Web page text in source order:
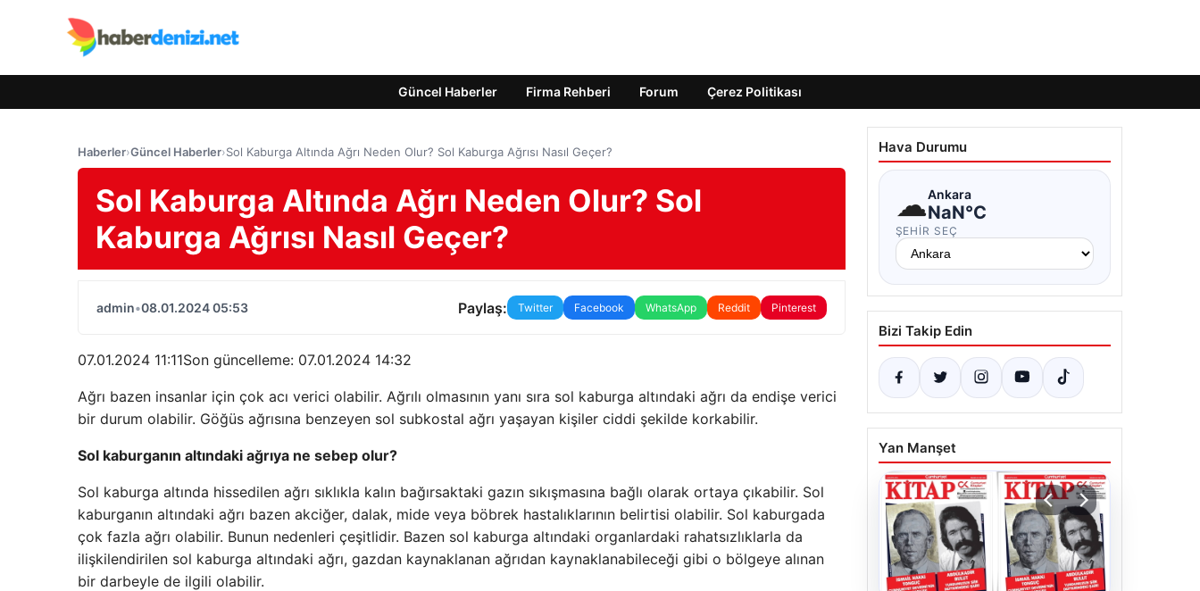
Güncel Haberler Firma Rehberi Forum Çerez Politikası
Haberler›Güncel Haberler›Sol Kaburga Altında Ağrı Neden Olur? Sol Kaburga Ağrısı Nasıl Geçer?
Sol Kaburga Altında Ağrı Neden Olur? Sol
Kaburga Ağrısı Nasıl Geçer?
admin•08.01.2024 05:53 Paylaş: Twitter Facebook WhatsApp Reddit Pinterest
07.01.2024 11:11Son güncelleme: 07.01.2024 14:32
Ağrı bazen insanlar için çok acı verici olabilir. Ağrılı olmasının yanı sıra sol kaburga altındaki ağrı da endişe verici
bir durum olabilir. Göğüs ağrısına benzeyen sol subkostal ağrı yaşayan kişiler ciddi şekilde korkabilir.
Sol kaburganın altındaki ağrıya ne sebep olur?
Sol kaburga altında hissedilen ağrı sıklıkla kalın bağırsaktaki gazın sıkışmasına bağlı olarak ortaya çıkabilir. Sol
kaburganın altındaki ağrı bazen akciğer, dalak, mide veya böbrek hastalıklarının belirtisi olabilir. Sol kaburgada
çok fazla ağrı olabilir. Bunun nedenleri çeşitlidir. Bazen sol kaburga altındaki organlardaki rahatsızlıklarla da
ilişkilendirilen sol kaburga altındaki ağrı, gazdan kaynaklanan ağrıdan kaynaklanabileceği gibi o bölgeye alınan
bir darbeyle de ilgili olabilir.
Hava Durumu
☁Ankara
NaN°C
ŞEHIR SEÇ
Bizi Takip Edin
Yan Manşet